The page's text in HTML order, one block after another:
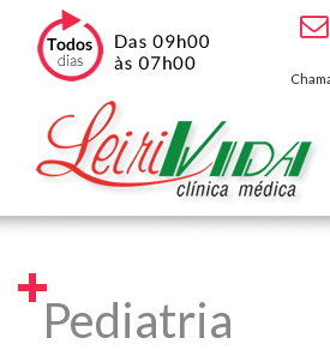
Pediatria